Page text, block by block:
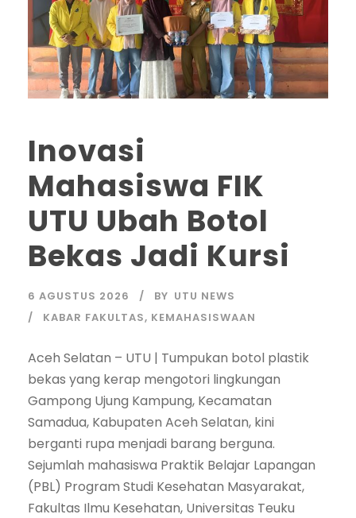
Inovasi
Mahasiswa FIK
UTU Ubah Botol
Bekas Jadi Kursi
6 AGUSTUS 2026 BY UTU NEWS
KABAR FAKULTAS, KEMAHASISWAAN
Aceh Selatan – UTU | Tumpukan botol plastik
bekas yang kerap mengotori lingkungan
Gampong Ujung Kampung, Kecamatan
Samadua, Kabupaten Aceh Selatan, kini
berganti rupa menjadi barang berguna.
Sejumlah mahasiswa Praktik Belajar Lapangan
(PBL) Program Studi Kesehatan Masyarakat,
Fakultas Ilmu Kesehatan, Universitas Teuku